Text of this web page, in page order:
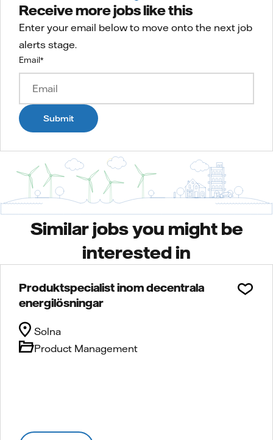
Receive more jobs like this
Enter your email below to move onto the next job
alerts stage.
Email*
Submit
Similar jobs you might be
interested in
Produktspecialist inom decentrala
energilösningar
Product Management
Solna